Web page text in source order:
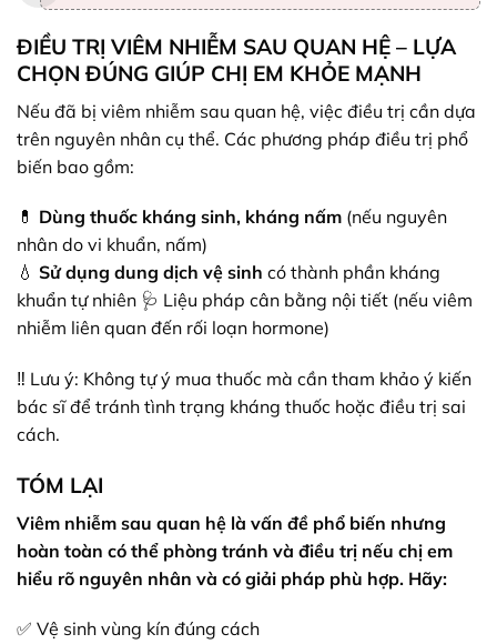
ĐIỀU TRỊ VIÊM NHIỄM SAU QUAN HỆ – LỰA
CHỌN ĐÚNG GIÚP CHỊ EM KHỎE MẠNH
Nếu đã bị viêm nhiễm sau quan hệ, việc điều trị cần dựa
trên nguyên nhân cụ thể. Các phương pháp điều trị phổ
biến bao gồm:
💊 Dùng thuốc kháng sinh, kháng nấm (nếu nguyên
nhân do vi khuẩn, nấm)
💧 Sử dụng dung dịch vệ sinh có thành phần kháng
khuẩn tự nhiên 🩺 Liệu pháp cân bằng nội tiết (nếu viêm
nhiễm liên quan đến rối loạn hormone)
‼️ Lưu ý: Không tự ý mua thuốc mà cần tham khảo ý kiến
bác sĩ để tránh tình trạng kháng thuốc hoặc điều trị sai
cách.
TÓM LẠI
Viêm nhiễm sau quan hệ là vấn đề phổ biến nhưng
hoàn toàn có thể phòng tránh và điều trị nếu chị em
hiểu rõ nguyên nhân và có giải pháp phù hợp. Hãy:
✅ Vệ sinh vùng kín đúng cách